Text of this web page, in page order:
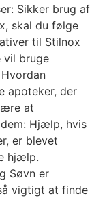
Sikker brug af
skal du følge
til Stilnox
vil bruge
apoteker, der
at
Hjælp, hvis
er blevet
hjælp.
Søvn er
vigtigt at finde